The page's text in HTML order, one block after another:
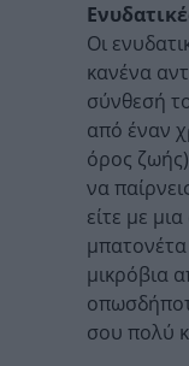
Οι
κανένα
σύνθεσή
από έναν
όρος
να
είτε με
μικρόβια
σου πολύ